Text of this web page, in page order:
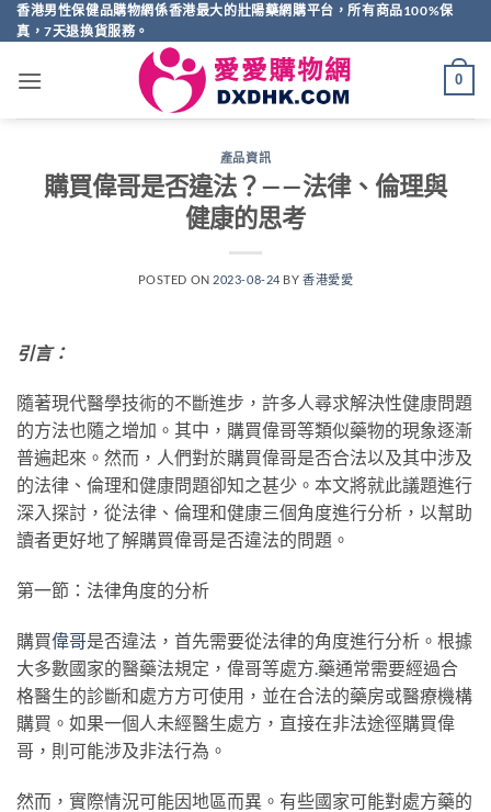
Skip
to
香港男性保健品購物網係香港最大的壯陽藥網購平台，所有商品100%保
真，7天退換貨服務。
0
產品資訊
購買偉哥是否違法？——法律、倫理與
健康的思考
POSTED ON 2023-08-24 BY香港愛愛
引言：
隨著現代醫學技術的不斷進步，許多人尋求解決性健康問題
的方法也隨之增加。其中，購買偉哥等類似藥物的現象逐漸
普遍起來。然而，人們對於購買偉哥是否合法以及其中涉及
的法律、倫理和健康問題卻知之甚少。本文將就此議題進行
深入探討，從法律、倫理和健康三個角度進行分析，以幫助
讀者更好地了解購買偉哥是否違法的問題。
第一節：法律角度的分析
購買偉哥是否違法，首先需要從法律的角度進行分析。根據
大多數國家的醫藥法規定，偉哥等處方.藥通常需要經過合
格醫生的診斷和處方方可使用，並在合法的藥房或醫療機構
購買。如果一個人未經醫生處方，直接在非法途徑購買偉
哥，則可能涉及非法行為。
然而，實際情況可能因地區而異。有些國家可能對處方藥的